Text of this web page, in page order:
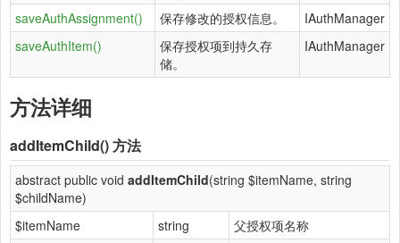
saveAuthAssignment() 保存修改的授权信息。
IAuthManager
saveAuthItem()
保存授权项到持久存
储。
IAuthManager
方法详细
addItemChild()方法
abstract public void addItemChild(string $itemName, string
$childName)
$itemName
string
父授权项名称